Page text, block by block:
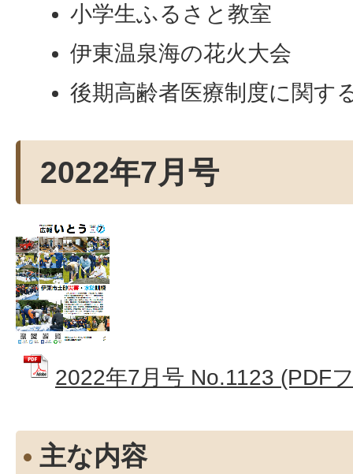
小学生ふるさと教室
伊東温泉海の花火大会
後期高齢者医療制度に関す
2022年7月号
2022年7月号 No.1123 (PDF
主な内容